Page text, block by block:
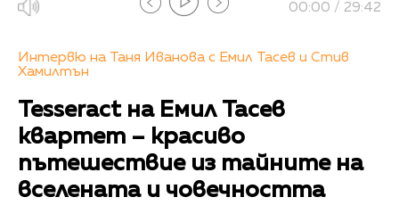
00:00 / 29:42
Интервю на Таня Иванова с Емил Тасев и Стив
Хамилтън
Tesseract на Емил Тасев
квартет – красиво
пътешествие из тайните на
вселената и човечността